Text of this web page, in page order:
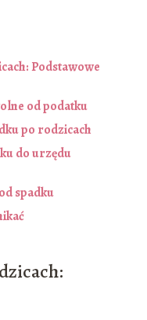
Podstawowe
od podatku
po rodzicach
do urzędu
spadku